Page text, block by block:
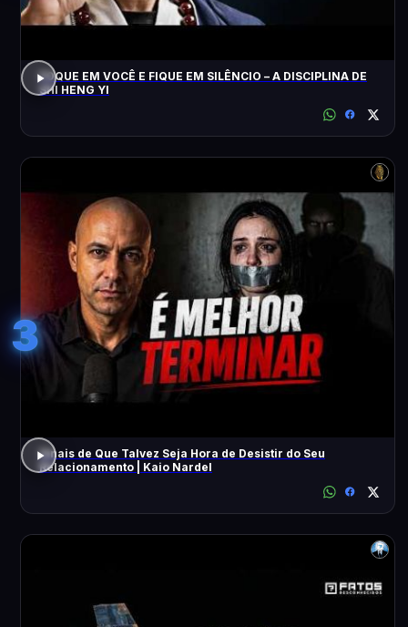
FOQUE EM VOCÊ E FIQUE EM SILÊNCIO – A DISCIPLINA DE
SHI HENG YI
3
Sinais de Que Talvez Seja Hora de Desistir do Seu
Relacionamento | Kaio Nardel